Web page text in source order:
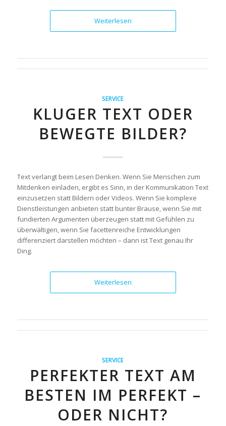
Weiterlesen
SERVICE
KLUGER TEXT ODER
BEWEGTE BILDER?
Text verlangt beim Lesen Denken. Wenn Sie Menschen zum
Mitdenken einladen, ergibt es Sinn, in der Kommunikation Text
einzusetzen statt Bildern oder Videos. Wenn Sie komplexe
Dienstleistungen anbieten statt bunter Brause, wenn Sie mit
fundierten Argumenten überzeugen statt mit Gefühlen zu
überwältigen, wenn Sie facettenreiche Entwicklungen
differenziert darstellen möchten – dann ist Text genau Ihr
Ding.
Weiterlesen
SERVICE
PERFEKTER TEXT AM
BESTEN IM PERFEKT –
ODER NICHT?